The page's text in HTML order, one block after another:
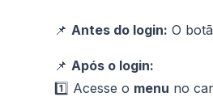
📌 Antes do login: O
📌 Após o login:
1️⃣ Acesse o menu no